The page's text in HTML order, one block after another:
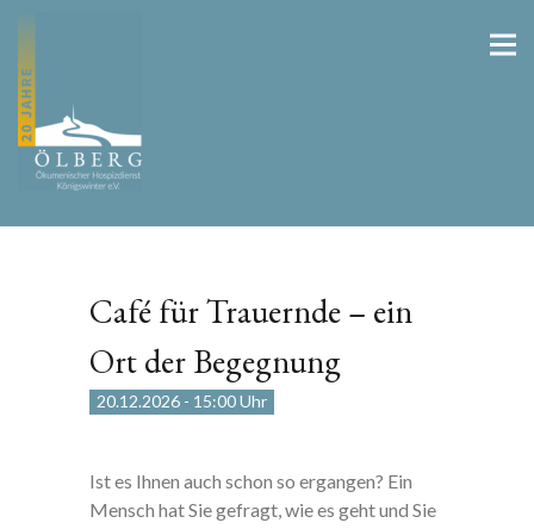
Café für Trauernde – ein
Ort der Begegnung
20.12.2026- 15:00 Uhr
Ist es Ihnen auch schon so ergangen? Ein
Mensch hat Sie gefragt, wie es geht und Sie